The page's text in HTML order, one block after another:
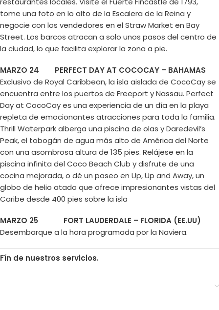
tome una foto en lo alto de la Escalera de la Reina y
negocie con los vendedores en el Straw Market en Bay
Street. Los barcos atracan a solo unos pasos del centro de
la ciudad, lo que facilita explorar la zona a pie.
MARZO 24 PERFECT DAY AT COCOCAY – BAHAMAS
Exclusivo de Royal Caribbean, la isla aislada de CocoCay se
encuentra entre los puertos de Freeport y Nassau. Perfect
Day at CocoCay es una experiencia de un día en la playa
repleta de emocionantes atracciones para toda la familia.
Thrill Waterpark alberga una piscina de olas y Daredevil’s
Peak, el tobogán de agua más alto de América del Norte
con una asombrosa altura de 135 pies. Relájese en la
piscina infinita del Coco Beach Club y disfrute de una
cocina mejorada, o dé un paseo en Up, Up and Away, un
globo de helio atado que ofrece impresionantes vistas del
Caribe desde 400 pies sobre la isla
MARZO 25 FORT LAUDERDALE – FLORIDA (EE.UU)
Desembarque a la hora programada por la Naviera.
Fín de nuestros servicios.